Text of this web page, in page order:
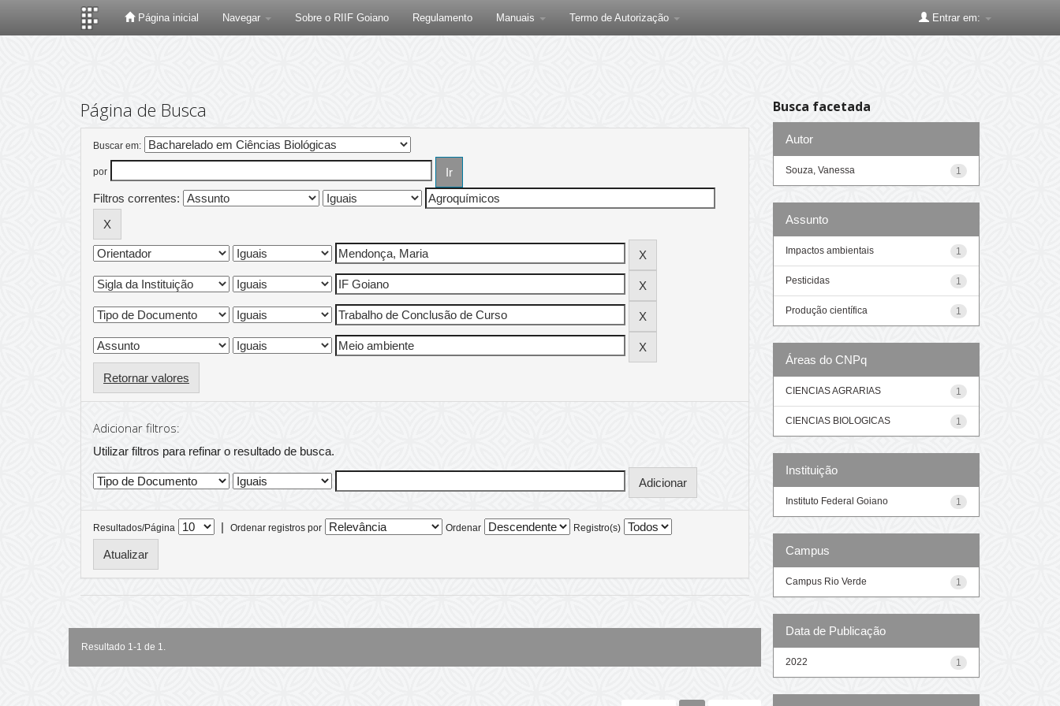
Página inicial Navegar Sobre o RIIF Goiano Regulamento Manuais Termo de Autorização Entrar em:
Página de Busca
Buscar em:
por
Filtros correntes:
Retornar valores
Adicionar filtros:
Utilizar filtros para refinar o resultado de busca.
Resultados/Página | Ordenar registros por Ordenar Registro(s)
Resultado 1-1 de 1.
Busca facetada
Autor
1
Souza, Vanessa
Assunto
1
Impactos ambientais
1
Pesticidas
1
Produção científica
Áreas do CNPq
1
CIENCIAS AGRARIAS
1
CIENCIAS BIOLOGICAS
Instituição
1
Instituto Federal Goiano
Campus
1
Campus Rio Verde
Data de Publicação
1
2022